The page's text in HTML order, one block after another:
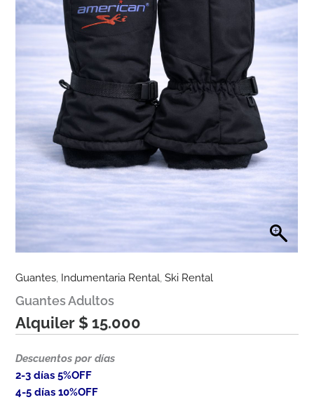
Guantes, Indumentaria Rental,Ski Rental
Guantes Adultos
Alquiler $ 15.000
Descuentos por días
2-3 días 5%OFF
4-5 días 10%OFF